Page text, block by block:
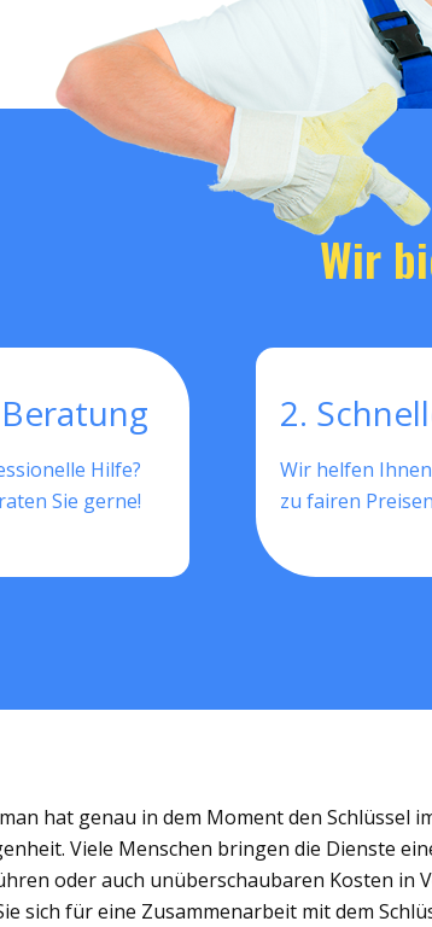
Wir
Hilfe?
Sie gerne!
2.
Wir helfen
zu fairen
hat genau in dem Moment den Schlüssel
Viele Menschen bringen die Dienste
oder auch unüberschaubaren Kosten in
sich für eine Zusammenarbeit mit dem